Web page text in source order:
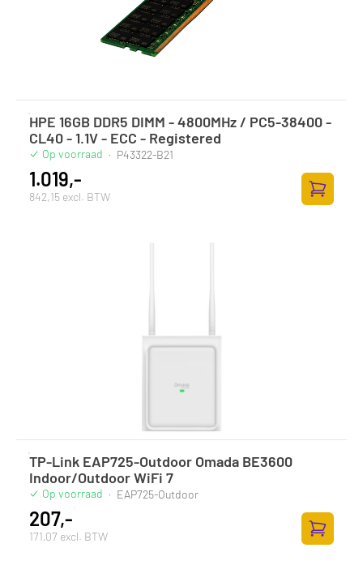
HPE 16GB DDR5 DIMM - 4800MHz / PC5-38400 -
CL40 - 1.1V - ECC - Registered
Op voorraad · P43322-B21
1.019,-
842,15 excl. BTW
Zum
TP-Link EAP725-Outdoor Omada BE3600
Indoor/Outdoor WiFi 7
Op voorraad · EAP725-Outdoor
207,-
171,07 excl. BTW
Zum